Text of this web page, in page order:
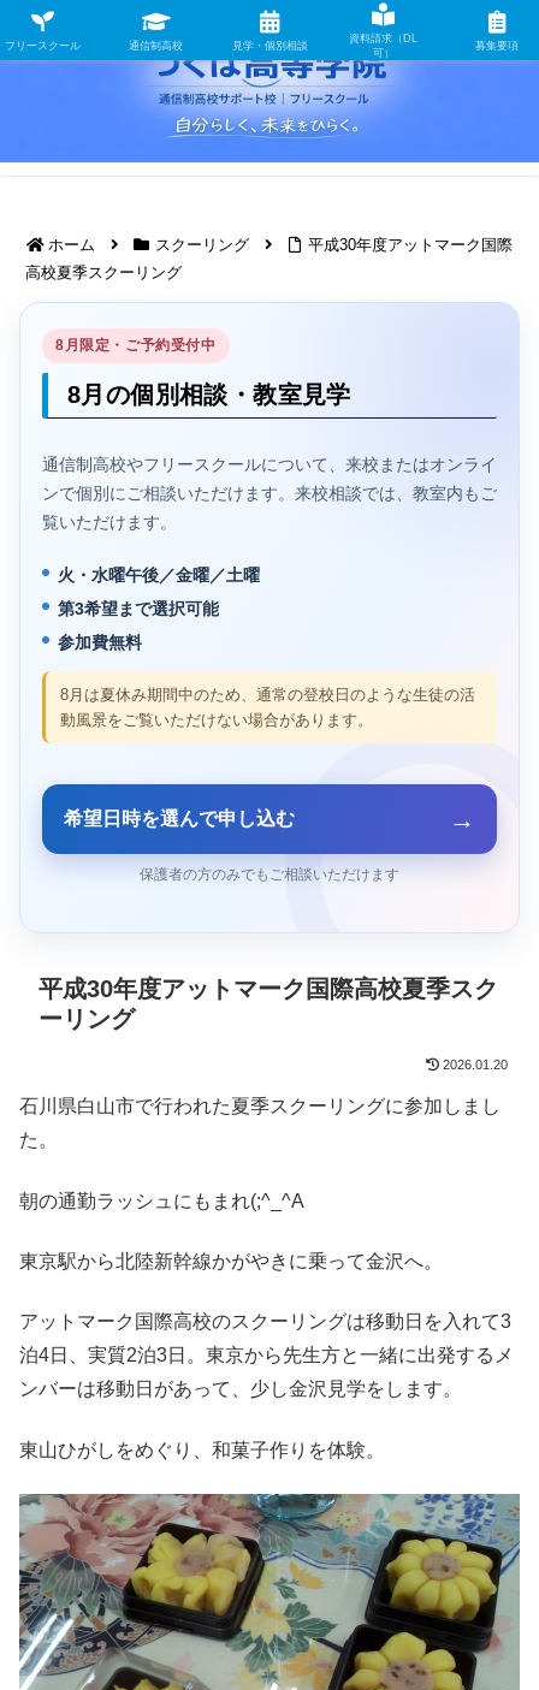
ホーム スクーリング
平成30年度アットマーク国際
高校夏季スクーリング
8月限定・ご予約受付中
8月の個別相談・教室見学
通信制高校やフリースクールについて、来校またはオンライ
ンで個別にご相談いただけます。来校相談では、教室内もご
覧いただけます。
火・水曜午後／金曜／土曜
第3希望まで選択可能
参加費無料
8月は夏休み期間中のため、通常の登校日のような生徒の活
動風景をご覧いただけない場合があります。
希望日時を選んで申し込む →
保護者の方のみでもご相談いただけます
平成30年度アットマーク国際高校夏季スク
ーリング
2026.01.20
石川県白山市で行われた夏季スクーリングに参加しまし
た。
朝の通勤ラッシュにもまれ(;^_^A
東京駅から北陸新幹線かがやきに乗って金沢へ。
アットマーク国際高校のスクーリングは移動日を入れて3
泊4日、実質2泊3日。東京から先生方と一緒に出発するメ
ンバーは移動日があって、少し金沢見学をします。
東山ひがしをめぐり、和菓子作りを体験。
フリースクール 通信制高校 見学・個別相談
資料請求（DL
可）
募集要項